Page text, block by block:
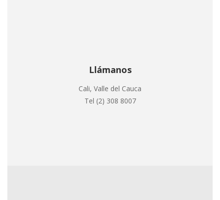
Llámanos
Cali, Valle del Cauca
Tel (2) 308 8007